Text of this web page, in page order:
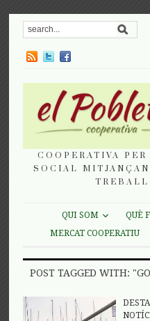
COOPERATIVA
SOCIAL
QUI SOM QUÈ
MERCAT COOPERATIU
POST TAGGED WITH: